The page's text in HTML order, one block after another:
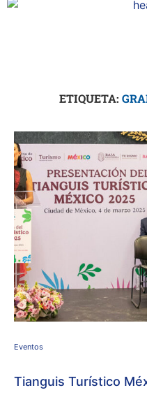
ETIQUETA:
Eventos
Tianguis Turístico